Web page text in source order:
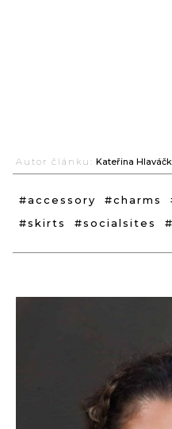
Autor článku: Kateřina
#accessory #charms
#skirts
#socialsites